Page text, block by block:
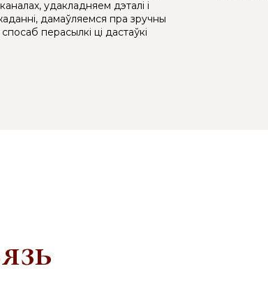
каналах, удакладняем дэталі і
дамаўляемся пра зручны
спосаб перасылкі ці дастаўкі